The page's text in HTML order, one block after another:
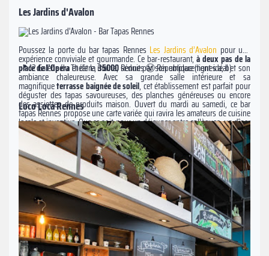
Les Jardins d'Avalon
Poussez la porte du bar tapas Rennes Les Jardins d’Avalon pour une
expérience conviviale et gourmande. Ce bar-restaurant, à deux pas de la
place de l’Opéraet de la mairie, séduit par son emplacement idéal et son
ambiance chaleureuse. Avec sa grande salle intérieure et sa
magnifiqueterrasse baignée de soleil, cet établissement est parfait pour
déguster des tapas savoureuses, des planches généreuses ou encore
des assiettes de produits maison. Ouvert du mardi au samedi, ce bar
tapas Rennes propose une carte variée qui ravira les amateurs de cuisine
locale et inventive. Que ce soit pour un déjeuner entre collègues, un dîner
entre amis ou une soirée animée, Les Jardins d’Avalon s’adapte à toutes
vos envies. Avec uneéquipe accueillante et un cadre soigné, ce bar
restaurant moderne incarne l’esprit rennais : authentique, gourmand et
convivial. Une adresse incontournable pour vos sorties !
📍 12 Galerie du Théâtre,35000Rennes Ⓜ️ République (lignes a, b)
Loco Loca Rennes